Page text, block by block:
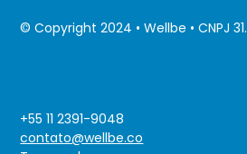
© Copyright 2024 • Wellbe • CNPJ
+55 11 2391-9048
contato@wellbe.co